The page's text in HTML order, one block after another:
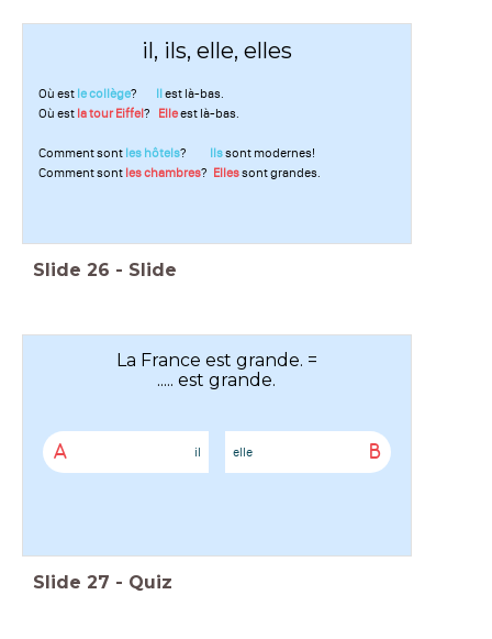
il, ils, elle, elles
Où est le collège? Il est là-bas.
Où est la tour Eiffel? Elleest là-bas.
Comment sontles hôtels? Ilssont modernes!
Comment sont les chambres? Ellessont grandes.
Slide 26 - Slide
La France est grande. =
..... est grande.
A il B
elle
Slide 27 - Quiz